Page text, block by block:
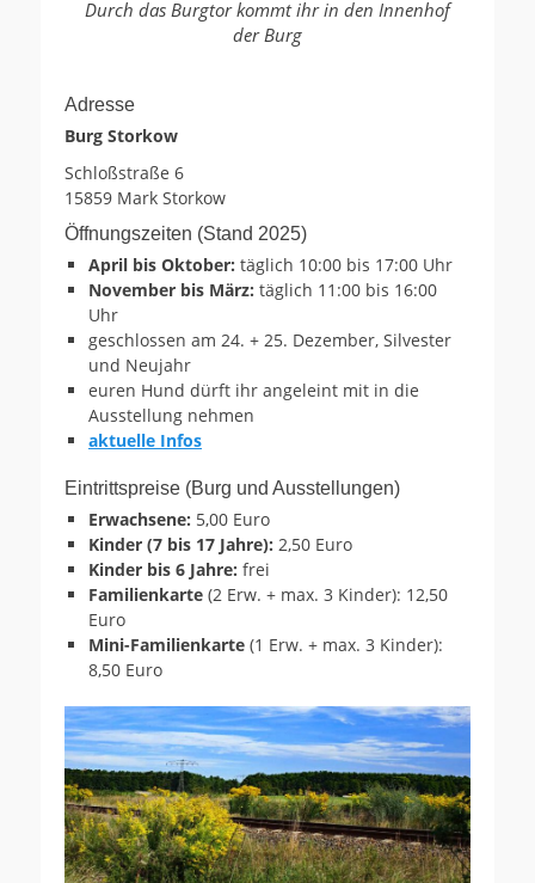
Durch das Burgtor kommt ihr in den Innenhof
der Burg
Adresse
Burg Storkow
Schloßstraße 6
15859 Mark Storkow
Öffnungszeiten (Stand 2025)
April bis Oktober: täglich 10:00 bis 17:00 Uhr
November bis März: täglich 11:00 bis 16:00
Uhr
geschlossen am 24. + 25. Dezember, Silvester
und Neujahr
euren Hund dürft ihr angeleint mit in die
Ausstellung nehmen
aktuelle Infos
Eintrittspreise (Burg und Ausstellungen)
Erwachsene: 5,00 Euro
Kinder (7 bis 17 Jahre): 2,50 Euro
Kinder bis 6 Jahre: frei
Familienkarte (2 Erw. + max. 3 Kinder): 12,50
Euro
Mini-Familienkarte (1 Erw. + max. 3 Kinder):
8,50 Euro